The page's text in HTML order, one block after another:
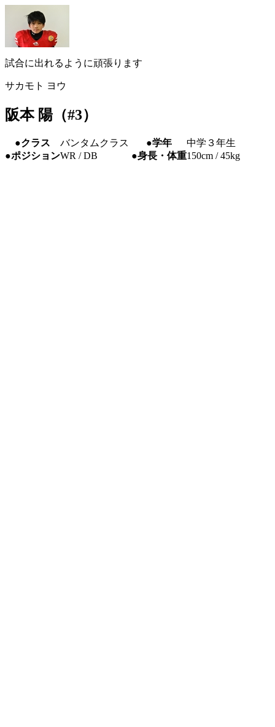
試合に出れるように頑張ります
サカモト ヨウ
阪本 陽（#3）
●クラス バンタムクラス ●学年
中学３年生
●ポジションWR / DB ●身長・体重150cm / 45kg